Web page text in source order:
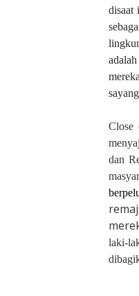
disaat
Close
dan
laki-